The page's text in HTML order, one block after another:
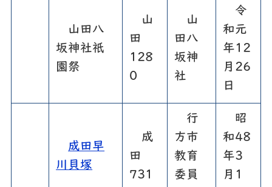
山田八
坂神社祇
園祭
山
田
128
0
山
田八
坂神
社
令
和元
年12
月26
日
成田早
川貝塚
成
田
731
行
方市
教育
委員
昭
和48
年3
月1